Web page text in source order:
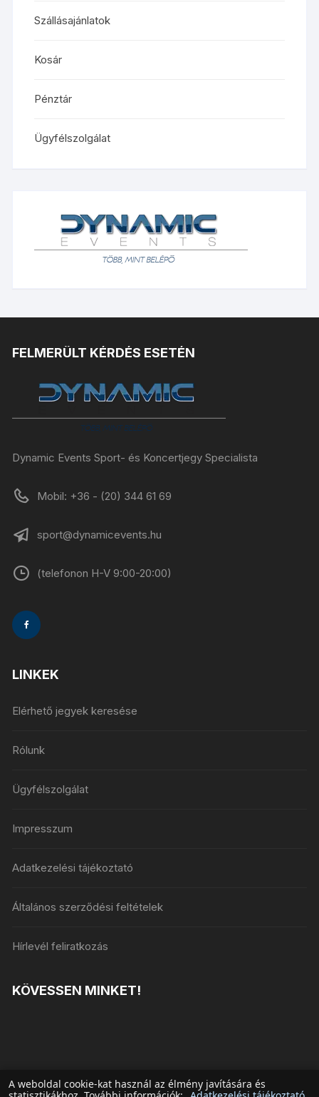
Szállásajánlatok
Kosár
Pénztár
Ügyfélszolgálat
FELMERÜLT KÉRDÉS ESETÉN
Dynamic Events Sport- és Koncertjegy Specialista
Mobil: +36 - (20) 344 61 69
sport@dynamicevents.hu
(telefonon H-V 9:00-20:00)
LINKEK
Elérhető jegyek keresése
Rólunk
Ügyfélszolgálat
Impresszum
Adatkezelési tájékoztató
Általános szerződési feltételek
Hírlevél feliratkozás
KÖVESSEN MINKET!
A weboldal cookie-kat használ az élmény javítására és